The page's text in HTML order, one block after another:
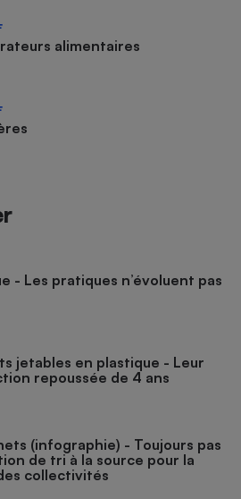
alimentaires
- Les pratiques n’évoluent pas
jetables en plastique - Leur
repoussée de 4 ans
(infographie) - Toujours pas
de tri à la source pour la
collectivités